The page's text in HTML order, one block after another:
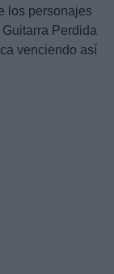
los personajes
Perdida
venciendo así